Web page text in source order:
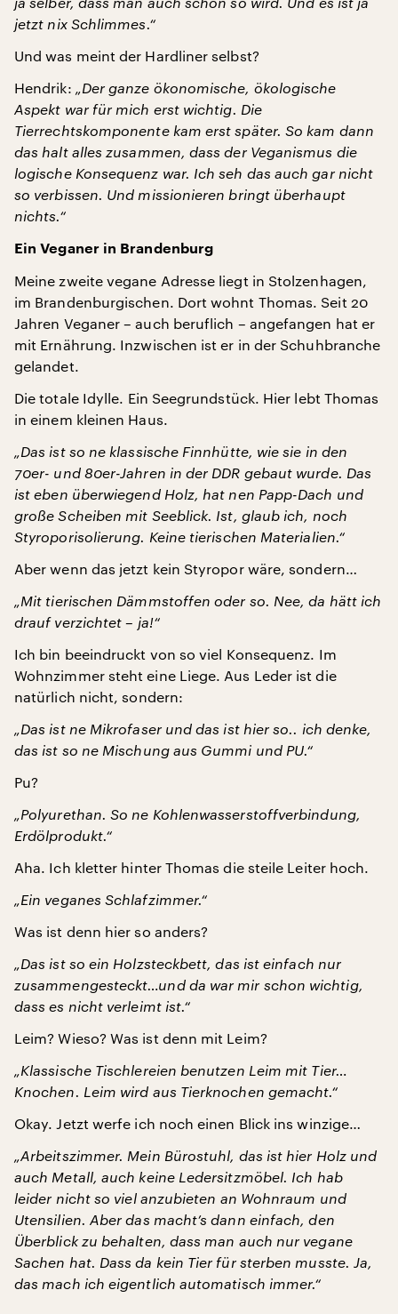
jetzt nix Schlimmes.“
Und was meint der Hardliner selbst?
Hendrik: „Der ganze ökonomische, ökologische
Aspekt war für mich erst wichtig. Die
Tierrechtskomponente kam erst später. So kam dann
das halt alles zusammen, dass der Veganismus die
logische Konsequenz war. Ich seh das auch gar nicht
so verbissen. Und missionieren bringt überhaupt
nichts.“
Ein Veganer in Brandenburg
Meine zweite vegane Adresse liegt in Stolzenhagen,
im Brandenburgischen. Dort wohnt Thomas. Seit 20
Jahren Veganer – auch beruflich – angefangen hat er
mit Ernährung. Inzwischen ist er in der Schuhbranche
gelandet.
Die totale Idylle. Ein Seegrundstück. Hier lebt Thomas
in einem kleinen Haus.
„Das ist so ne klassische Finnhütte, wie sie in den
70er- und 80er-Jahren in der DDR gebaut wurde. Das
ist eben überwiegend Holz, hat nen Papp-Dach und
große Scheiben mit Seeblick. Ist, glaub ich, noch
Styroporisolierung. Keine tierischen Materialien.“
Aber wenn das jetzt kein Styropor wäre, sondern…
„Mit tierischen Dämmstoffen oder so. Nee, da hätt ich
drauf verzichtet – ja!“
Ich bin beeindruckt von so viel Konsequenz. Im
Wohnzimmer steht eine Liege. Aus Leder ist die
natürlich nicht, sondern:
„Das ist ne Mikrofaser und das ist hier so.. ich denke,
das ist so ne Mischung aus Gummi und PU.“
Pu?
„Polyurethan. So ne Kohlenwasserstoffverbindung,
Erdölprodukt.“
Aha. Ich kletter hinter Thomas die steile Leiter hoch.
„Ein veganes Schlafzimmer.“
Was ist denn hier so anders?
„Das ist so ein Holzsteckbett, das ist einfach nur
zusammengesteckt…und da war mir schon wichtig,
dass es nicht verleimt ist.“
Leim? Wieso? Was ist denn mit Leim?
„Klassische Tischlereien benutzen Leim mit Tier…
Knochen. Leim wird aus Tierknochen gemacht.“
Okay. Jetzt werfe ich noch einen Blick ins winzige…
„Arbeitszimmer. Mein Bürostuhl, das ist hier Holz und
auch Metall, auch keine Ledersitzmöbel. Ich hab
leider nicht so viel anzubieten an Wohnraum und
Utensilien. Aber das macht’s dann einfach, den
Überblick zu behalten, dass man auch nur vegane
Sachen hat. Dass da kein Tier für sterben musste. Ja,
das mach ich eigentlich automatisch immer.“